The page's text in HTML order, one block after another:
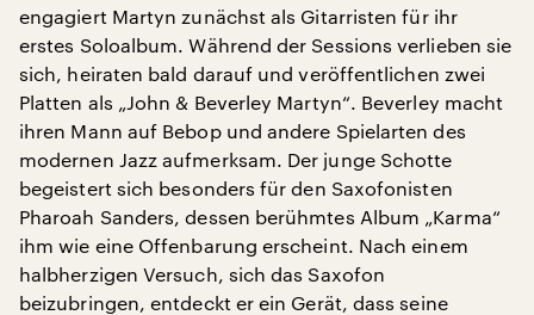
engagiert Martyn zunächst als Gitarristen für ihr
erstes Soloalbum. Während der Sessions verlieben sie
sich, heiraten bald darauf und veröffentlichen zwei
Platten als „John & Beverley Martyn“. Beverley macht
ihren Mann auf Bebop und andere Spielarten des
modernen Jazz aufmerksam. Der junge Schotte
begeistert sich besonders für den Saxofonisten
Pharoah Sanders, dessen berühmtes Album „Karma“
ihm wie eine Offenbarung erscheint. Nach einem
halbherzigen Versuch, sich das Saxofon
beizubringen, entdeckt er ein Gerät, dass seine